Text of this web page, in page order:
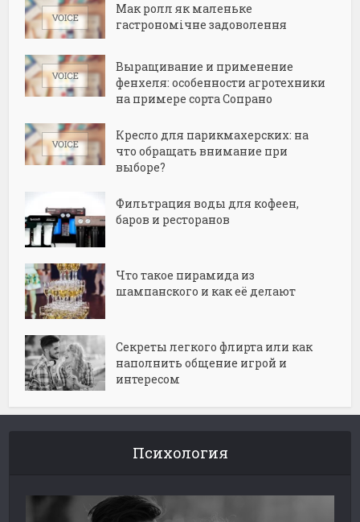
Мак ролл як маленьке
гастрономічне задоволення
Выращивание и применение
фенхеля: особенности агротехники
на примере сорта Сопрано
Кресло для парикмахерских: на
что обращать внимание при
выборе?
Фильтрация воды для кофеен,
баров и ресторанов
Что такое пирамида из
шампанского и как её делают
Секреты легкого флирта или как
наполнить общение игрой и
интересом
Психология